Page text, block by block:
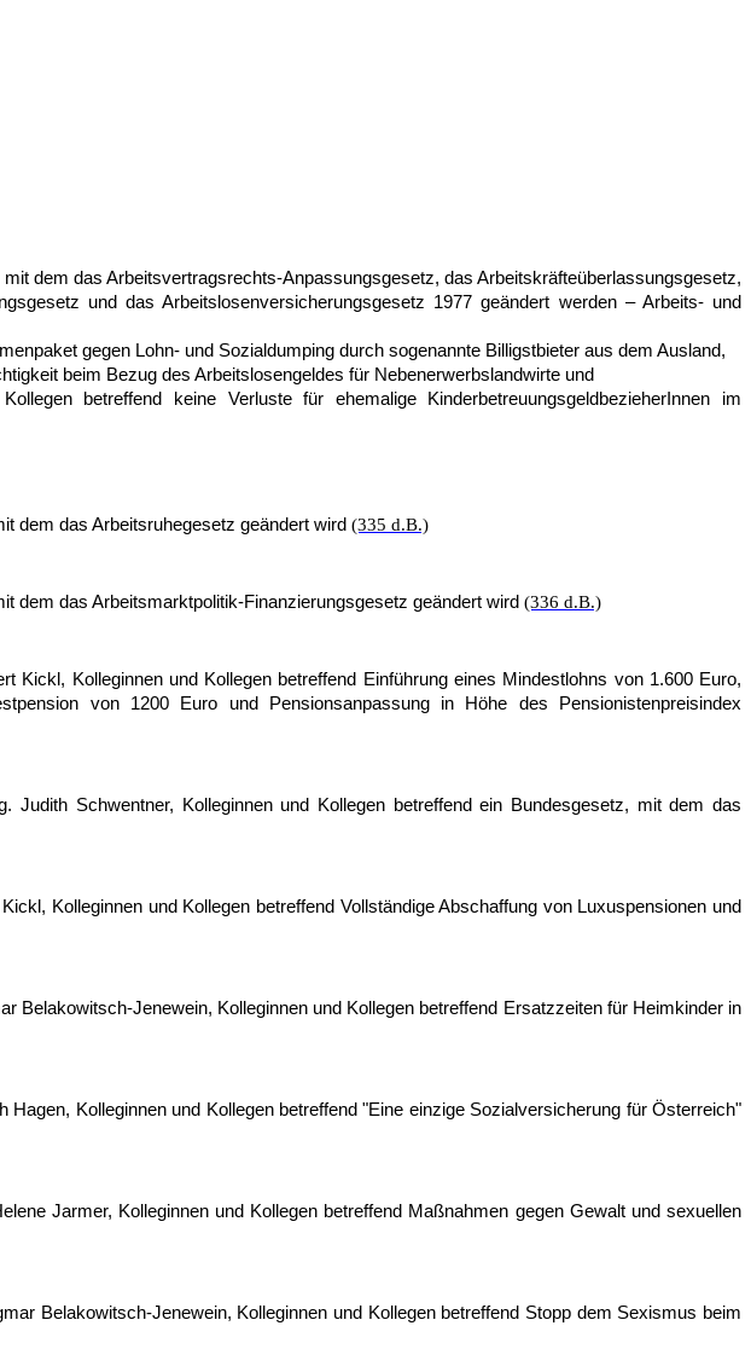
dem das Arbeitsvertragsrechts-Anpassungsgesetz, das Arbeits­kräfteüberlassungsgesetz,
und das Arbeitslosen­versicherungsgesetz 1977 geändert werden – Arbeits- und
gegen Lohn- und Sozialdumping durch sogenannte Billigstbieter aus dem Ausland,
beim Bezug des Arbeitslosengeldes für Nebenerwerbs­landwirte und
betreffend keine Verluste für ehemalige KinderbetreuungsgeldbezieherInnen im
dem das Arbeitsruhegesetz geändert wird (335 d.B.)
dem das Arbeitsmarktpolitik-Finanzierungsgesetz geändert wird (336 d.B.)
Kolleginnen und Kollegen betreffend Einführung eines Mindestlohns von 1.600 Euro,
von 1200 Euro und Pensionsanpassung in Höhe des Pensionistenpreisindex
Schwentner, Kolleginnen und Kollegen betreffend ein Bundesgesetz, mit dem das
Kolleginnen und Kollegen betreffend Vollständige Abschaffung von Luxuspensionen und
Belakowitsch-Jenewein, Kolleginnen und Kollegen betreffend Ersatzzeiten für Heimkinder in
Kolleginnen und Kollegen betreffend "Eine einzige Sozialversicherung für Österreich"
Jarmer, Kolleginnen und Kollegen betreffend Maßnahmen gegen Gewalt und sexuellen
Belakowitsch-Jenewein, Kolleginnen und Kollegen betreffend Stopp dem Sexismus beim